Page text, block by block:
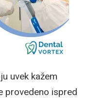
uvek kažem
provedeno ispred